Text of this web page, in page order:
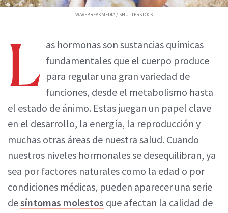
WAVEBREAKMEDIA / SHUTTERSTOCK
L as hormonas son sustancias químicas
fundamentales que el cuerpo produce
para regular una gran variedad de
funciones, desde el metabolismo hasta
el estado de ánimo. Estas juegan un papel clave
en el desarrollo, la energía, la reproducción y
muchas otras áreas de nuestra salud. Cuando
nuestros niveles hormonales se desequilibran, ya
sea por factores naturales como la edad o por
condiciones médicas, pueden aparecer una serie
desíntomas molestos que afectan la calidad de